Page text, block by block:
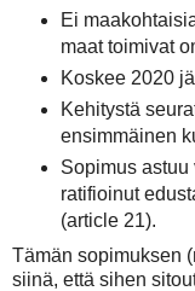
Ei
maat toimivat
Koskee 2020
Kehitystä
ensimmäinen
Sopimus astuu
ratifioinut
(article 21).
Tämän sopimuksen
siinä, että sihen